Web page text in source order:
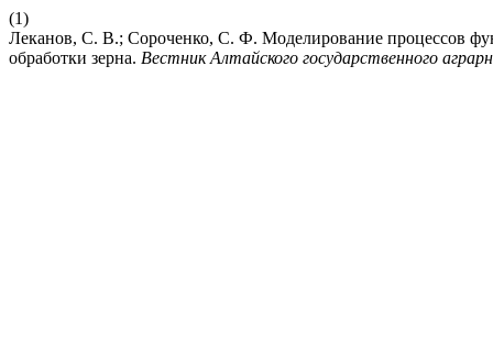
(1)
Леканов, С. В.; Сороченко, С. Ф. Моделирование процессов
обработки зерна. Вестник Алтайского государственного